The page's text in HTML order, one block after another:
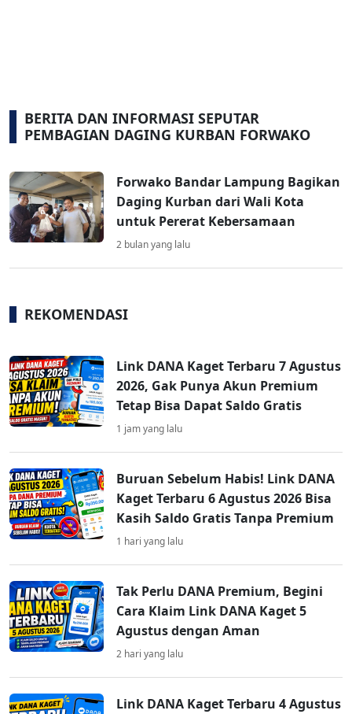
BERITA DAN INFORMASI SEPUTAR
PEMBAGIAN DAGING KURBAN FORWAKO
Forwako Bandar Lampung Bagikan
Daging Kurban dari Wali Kota
untuk Pererat Kebersamaan
2 bulan yang lalu
REKOMENDASI
Link DANA Kaget Terbaru 7 Agustus
2026, Gak Punya Akun Premium
Tetap Bisa Dapat Saldo Gratis
1 jam yang lalu
Buruan Sebelum Habis! Link DANA
Kaget Terbaru 6 Agustus 2026 Bisa
Kasih Saldo Gratis Tanpa Premium
1 hari yang lalu
Tak Perlu DANA Premium, Begini
Cara Klaim Link DANA Kaget 5
Agustus dengan Aman
2 hari yang lalu
Link DANA Kaget Terbaru 4 Agustus